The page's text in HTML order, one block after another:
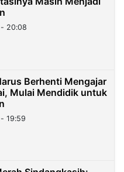
20:08
Berhenti Mengajar
Mulai Mendidik untuk
19:59